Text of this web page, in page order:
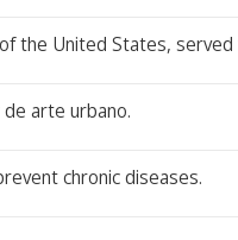
the United States,
arte urbano.
chronic diseases.